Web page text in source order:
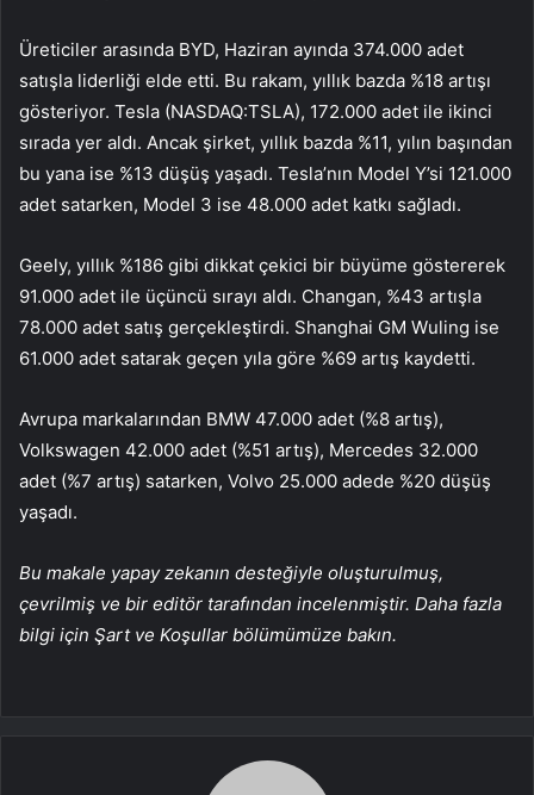
Üreticiler arasında BYD, Haziran ayında 374.000 adet
satışla liderliği elde etti. Bu rakam, yıllık bazda %18 artışı
gösteriyor. Tesla (NASDAQ:TSLA), 172.000 adet ile ikinci
sırada yer aldı. Ancak şirket, yıllık bazda %11, yılın başından
bu yana ise %13 düşüş yaşadı. Tesla’nın Model Y’si 121.000
adet satarken, Model 3 ise 48.000 adet katkı sağladı.
Geely, yıllık %186 gibi dikkat çekici bir büyüme göstererek
91.000 adet ile üçüncü sırayı aldı. Changan, %43 artışla
78.000 adet satış gerçekleştirdi. Shanghai GM Wuling ise
61.000 adet satarak geçen yıla göre %69 artış kaydetti.
Avrupa markalarından BMW 47.000 adet (%8 artış),
Volkswagen 42.000 adet (%51 artış), Mercedes 32.000
adet (%7 artış) satarken, Volvo 25.000 adede %20 düşüş
yaşadı.
Bu makale yapay zekanın desteğiyle oluşturulmuş,
çevrilmiş ve bir editör tarafından incelenmiştir. Daha fazla
bilgi için Şart ve Koşullar bölümümüze bakın.